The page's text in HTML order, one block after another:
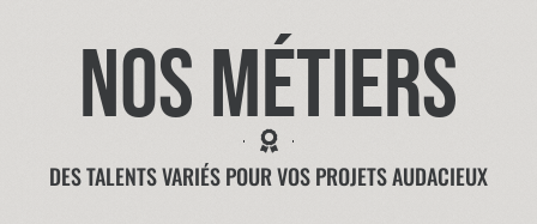
NOS MÉTIERS
DES TALENTS VARIÉS POUR VOS PROJETS AUDACIEUX